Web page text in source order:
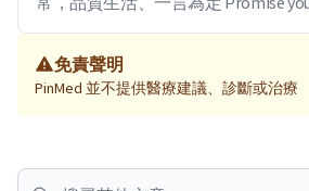
免責聲明
PinMed 並不提供醫療建議、診斷或治療